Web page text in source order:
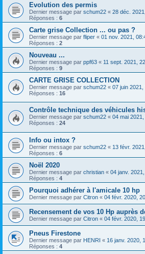
Evolution des permis
Dernier message par schum22 « 28 déc.
Réponses : 6
Carte grise Collection ... ou pas ?
Dernier message par fliper « 01 nov. 2021,
Réponses : 2
Nouveau ...
Dernier message par ppf63 « 11 sept. 2021,
Réponses : 9
CARTE GRISE COLLECTION
Dernier message par schum22 « 07 juin 2021,
Réponses : 16
Contrôle technique des véhicules
Dernier message par schum22 « 04 mai
Réponses : 24
Info ou intox ?
Dernier message par schum22 « 13 févr.
Réponses : 6
Noël 2020
Dernier message par christian « 04 janv.
Réponses : 4
Pourquoi adhérer à l'amicale 10 hp
Dernier message par Citron « 04 févr. 2020,
Recensement de vos 10 Hp auprès
Dernier message par Citron « 04 févr. 2020,
Pneus Firestone
Dernier message par HENRI « 16 janv. 2020,
Réponses : 4